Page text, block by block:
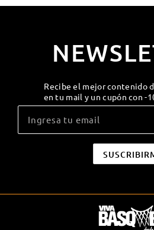
Recibe el mejor contenido
en tu mail y un cupón con -